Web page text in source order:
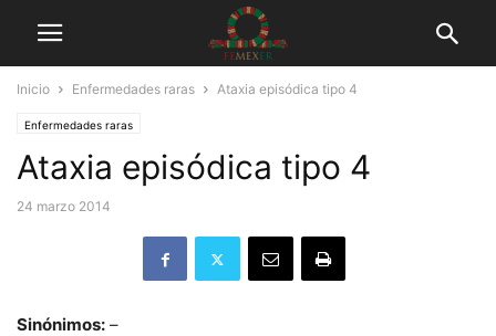
Inicio Enfermedades raras Ataxia episódica tipo 4
Enfermedades raras
Ataxia episódica tipo 4
24 marzo 2014
Sinónimos: –